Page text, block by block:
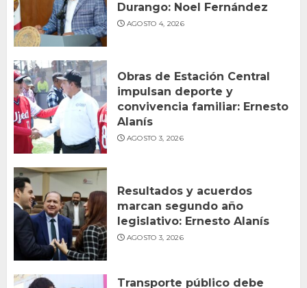
Durango: Noel Fernández
AGOSTO 4, 2026
Obras de Estación Central
impulsan deporte y
convivencia familiar: Ernesto
Alanís
AGOSTO 3, 2026
Resultados y acuerdos
marcan segundo año
legislativo: Ernesto Alanís
AGOSTO 3, 2026
Transporte público debe